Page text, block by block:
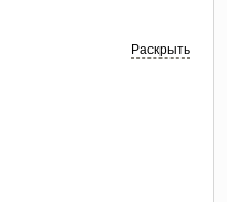
Раскрыть